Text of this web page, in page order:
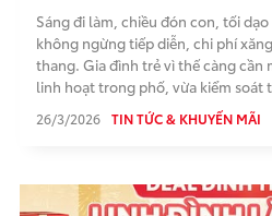
Sáng đi làm, chiều đón con, tối
không ngừng tiếp diễn, chi phí
thang. Gia đình trẻ vì thế càng cần
linh hoạt trong phố, vừa kiểm soát
26/3/2026 TIN TỨC & KHUYẾN MÃI